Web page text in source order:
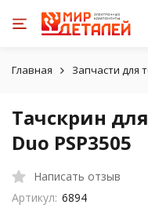
Главная Запчасти для
Тачскрин
Duo PSP3505
Написать отзыв
Артикул: 6894